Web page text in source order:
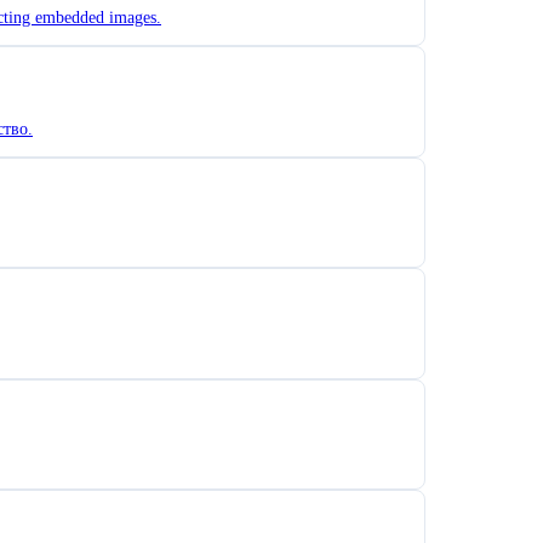
embedded images.